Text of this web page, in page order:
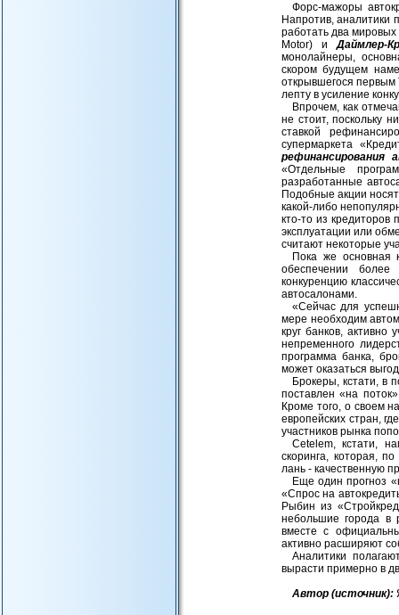
Форс-мажоры
Напротив, аналитики
работать два мировых
Motor) иДаймлер-
монолайнеры,
скором будущем
открывшегося первым
лепту в усиление
Впрочем, как
не стоит, поскольку
ставкой
супермаркета
рефинансирования
«Отдельные
разработанные
Подобные акции
какой-либо
кто-то из
эксплуатации или
считают некоторые
Пока же основная
обеспечении более
конкуренцию
автосалонами.
«Сейчас для
мере необходим
круг банков, активно
непременного
программа банка,
может оказаться
Брокеры, кстати, в
поставлен «на
Кроме того, о своем
европейских стран,
участников рынка
Cetelem, кстати,
скоринга, которая,
лань - качественную
Еще один прогноз
«Спрос на
Рыбин из
небольшие города в
вместе с
активно расширяют
Аналитики
вырасти примерно в
Автор (источник):